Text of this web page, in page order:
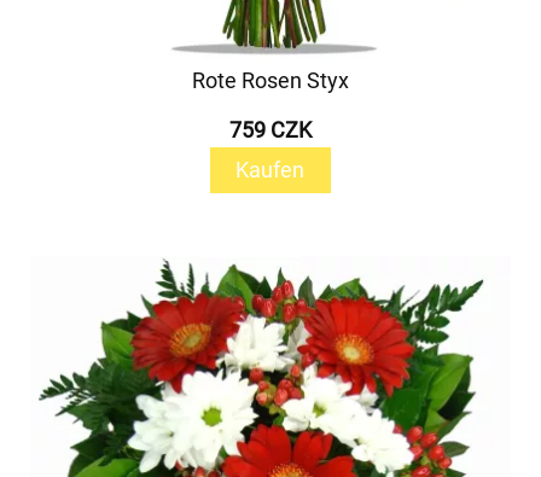
Rote Rosen Styx
759 CZK
Kaufen